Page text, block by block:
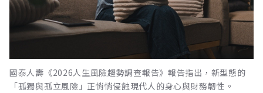
國泰人壽《2026人生風險趨勢調查報告》報告指出，新型態的
「孤獨與孤立風險」正悄悄侵蝕現代人的身心與財務韌性。